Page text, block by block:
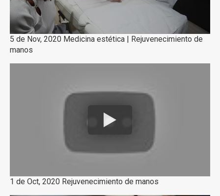
5 de Nov, 2020 Medicina estética | Rejuvenecimiento de
manos
1 de Oct, 2020 Rejuvenecimiento de manos